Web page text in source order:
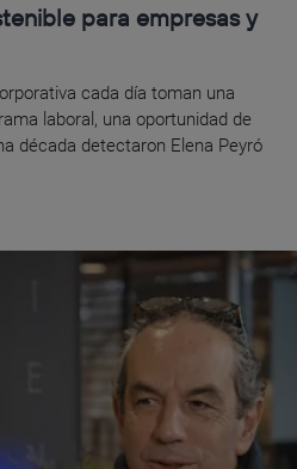
para empresas y
cada día toman una
laboral, una oportunidad de
década detectaron Elena Peyró